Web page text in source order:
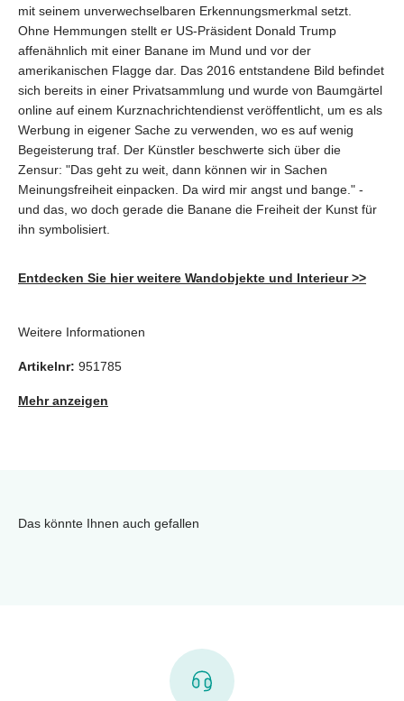
mit seinem unverwechselbaren Erkennungsmerkmal setzt.
Ohne Hemmungen stellt er US-Präsident Donald Trump
affenähnlich mit einer Banane im Mund und vor der
amerikanischen Flagge dar. Das 2016 entstandene Bild befindet
sich bereits in einer Privatsammlung und wurde von Baumgärtel
online auf einem Kurznachrichtendienst veröffentlicht, um es als
Werbung in eigener Sache zu verwenden, wo es auf wenig
Begeisterung traf. Der Künstler beschwerte sich über die
Zensur: "Das geht zu weit, dann können wir in Sachen
Meinungsfreiheit einpacken. Da wird mir angst und bange." -
und das, wo doch gerade die Banane die Freiheit der Kunst für
ihn symbolisiert.
Entdecken Sie hier weitere Wandobjekte und Interieur >>
Weitere Informationen
Artikelnr: 951785
Mehr anzeigen
Das könnte Ihnen auch gefallen